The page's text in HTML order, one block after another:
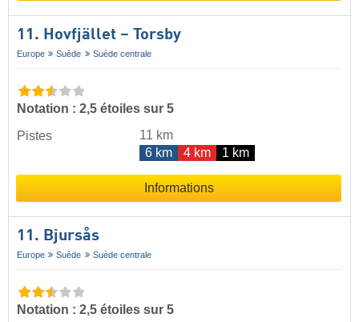
11. Hovfjället – Torsby
Europe Suède Suède centrale
Notation : 2,5 étoiles sur 5
Pistes
11 km
6 km
4 km 1 km
Informations
11. Bjursås
Europe Suède Suède centrale
Notation : 2,5 étoiles sur 5